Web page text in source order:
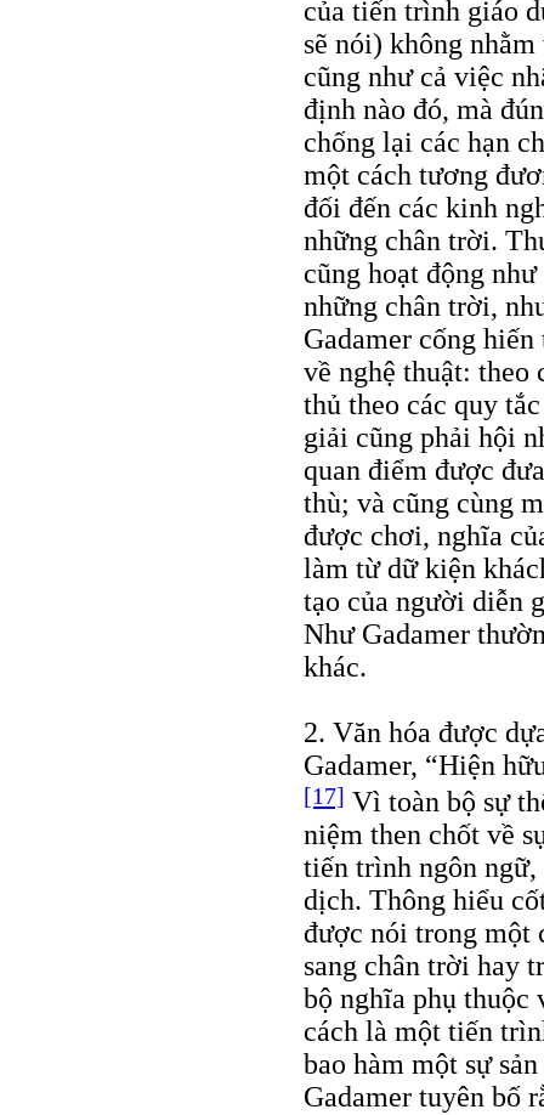
của tiến trình giáo
sẽ nói) không
cũng như cả việc
định nào đó, mà
chống lại các hạn
một cách tương
đối đến các kinh
những chân trời.
cũng hoạt động
những chân trời,
Gadamer cống
về nghệ thuật: theo
thủ theo các quy
giải cũng phải hội
quan điểm được
thù; và cũng cùng
được chơi, nghĩa
làm từ dữ kiện
tạo của người diễn
Như Gadamer
khác.
2. Văn hóa được
Gadamer, “Hiện
[17] Vì toàn bộ sự
niệm then chốt về
tiến trình ngôn
dịch. Thông hiểu
được nói trong một
sang chân trời hay
bộ nghĩa phụ
cách là một tiến
bao hàm một sự
Gadamer tuyên bố